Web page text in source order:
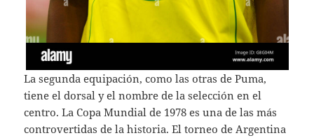
La segunda equipación, como las otras de Puma,
tiene el dorsal y el nombre de la selección en el
centro. La Copa Mundial de 1978 es una de las más
controvertidas de la historia. El torneo de Argentina